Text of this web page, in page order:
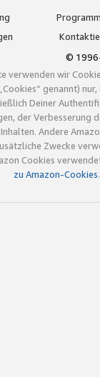
©
verwenden wir
genannt)
Deiner
der Verbesserung
Andere
Zwecke
Cookies
zu Amazon-Cookies.